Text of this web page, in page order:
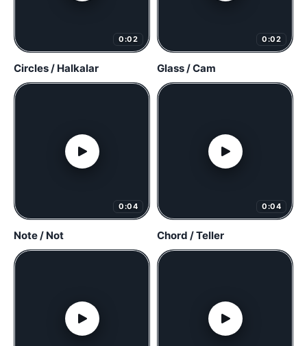
0:02
Circles / Halkalar
0:02
Glass / Cam
0:04
Note / Not
0:04
Chord / Teller